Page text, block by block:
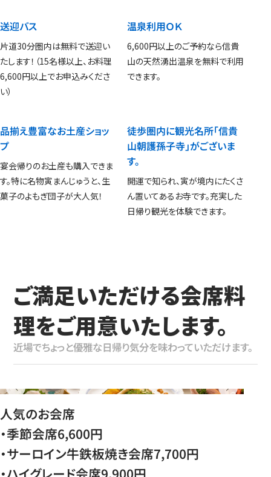
送迎バス
片道30分圏内は無料で送迎い
たします！（15名様以上、お料理
6,600円以上でお申込みくださ
い）
温泉利用ＯＫ
6,600円以上のご予約なら信貴
山の天然湧出温泉を無料で利用
できます。
品揃え豊富なお土産ショッ
プ
宴会帰りのお土産も購入できま
す。特に名物寅まんじゅうと、生
菓子のよもぎ団子が大人気！
徒歩圏内に観光名所「信貴
山朝護孫子寺」がございま
す。
開運で知られ、寅が境内にたくさ
ん置いてあるお寺です。充実した
日帰り観光を体験できます。
ご満足いただける会席料
理をご用意いたします。
近場でちょっと優雅な日帰り気分を味わっていただけます。
人気のお会席
・季節会席6,600円
・サーロイン牛鉄板焼き会席7,700円
・ハイグレード会席9,900円